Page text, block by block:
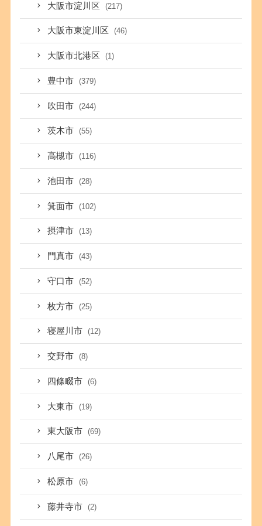
大阪市淀川区 (217)
大阪市東淀川区 (46)
大阪市北港区 (1)
豊中市 (379)
吹田市 (244)
茨木市 (55)
高槻市 (116)
池田市 (28)
箕面市 (102)
摂津市 (13)
門真市 (43)
守口市 (52)
枚方市 (25)
寝屋川市 (12)
交野市 (8)
四條畷市 (6)
大東市 (19)
東大阪市 (69)
八尾市 (26)
松原市 (6)
藤井寺市 (2)